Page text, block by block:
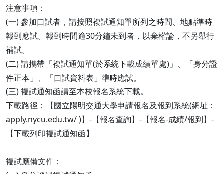
注意事項：
(一) 參加口試者，請按照複試通知單所列之時間、地點準時
報到應試。報到時間逾30分鐘未到者，以棄權論，不另舉行
補試。
(二) 請攜帶「複試通知單(於系統下載成績單處)」、「身分證
件正本」、「口試資料表」準時應試。
(三) 複試通知函請至本校報名系統下載。
下載路徑：【國立陽明交通大學申請報名及報到系統(網址：
apply.nycu.edu.tw/ )】-【報名查詢】-【報名-成績/報到】-
【下載列印複試通知函】
複試應備文件：